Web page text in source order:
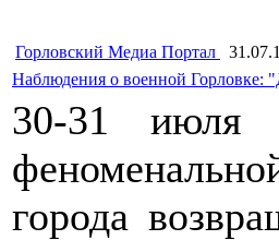
Горловский Медиа Портал
Наблюдения о военной
30-31 июля
города